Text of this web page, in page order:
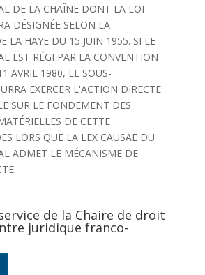
DE LA CHAÎNE DONT LA LOI
DÉSIGNÉE SELON LA
LA HAYE DU 15 JUIN 1955. SI LE
EST RÉGI PAR LA CONVENTION
AVRIL 1980, LE SOUS-
EXERCER L'ACTION DIRECTE
SUR LE FONDEMENT DES
DE CETTE
LORS QUE LA LEX CAUSAE DU
ADMET LE MÉCANISME DE
de la Chaire de droit
juridique franco-